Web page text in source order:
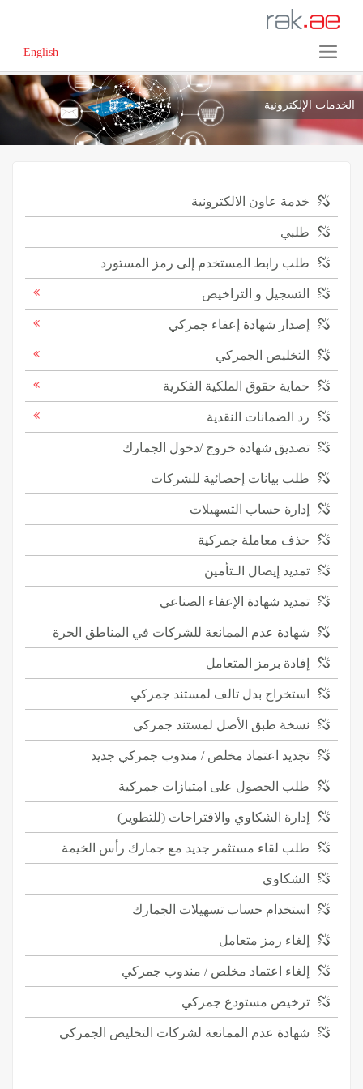
English
الخدمات الإلكترونية
خدمة عاون الالكترونية
طلبي
طلب رابط المستخدم إلى رمز المستورد
التسجيل و التراخيص
إصدار شهادة إعفاء جمركي
التخليص الجمركي
حماية حقوق الملكية الفكرية
رد الضمانات النقدية
تصديق شهادة خروج /دخول الجمارك
طلب بيانات إحصائية للشركات
إدارة حساب التسهيلات
حذف معاملة جمركية
تمديد إيصال الـتأمين
تمديد شهادة الإعفاء الصناعي
شهادة عدم الممانعة للشركات في المناطق الحرة
إفادة برمز المتعامل
استخراج بدل تالف لمستند جمركي
نسخة طبق الأصل لمستند جمركي
تجديد اعتماد مخلص / مندوب جمركي جديد
طلب الحصول على امتيازات جمركية
إدارة الشكاوي والاقتراحات (للتطوير)
طلب لقاء مستثمر جديد مع جمارك رأس الخيمة
الشكاوي
استخدام حساب تسهيلات الجمارك
إلغاء رمز متعامل
إلغاء اعتماد مخلص / مندوب جمركي
ترخيص مستودع جمركي
شهادة عدم الممانعة لشركات التخليص الجمركي